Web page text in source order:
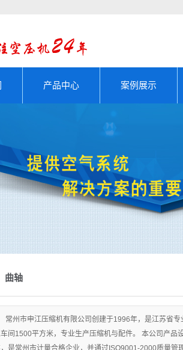
产品中心
滑片式压缩机
压缩机机头
铸件系列
空压机配件
案例展示
曲轴
常州市申江压缩机有限公司创建于1996年，是江苏省
间1500平方米，专业生产压缩机与配件。 本公司产品
是常州市计量合格企业，并通过ISO9001-2000质量管